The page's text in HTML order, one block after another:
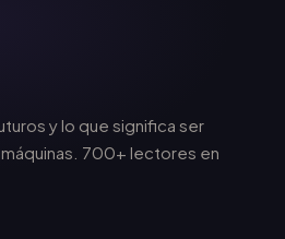
y lo que significa ser
máquinas. 700+ lectores en